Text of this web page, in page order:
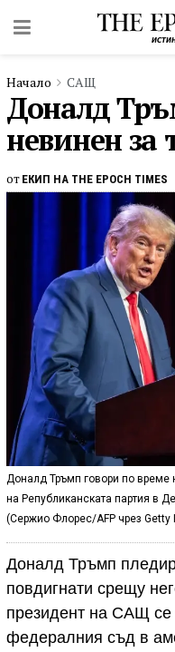
Начало САЩ
Доналд
невинен за
от ЕКИП НА THE EPOCH TIMES
Доналд Тръмп говори по време
на Републиканската партия в
(Сержио Флорес/AFP чрез Getty
Доналд Тръмп
повдигнати срещу
президент на САЩ се
федералния съд в